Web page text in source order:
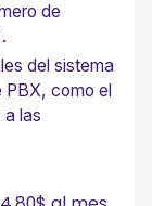
de
del sistema
como el
las